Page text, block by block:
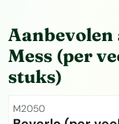
Mess (per
stuks)
Artikelnummer
M2050